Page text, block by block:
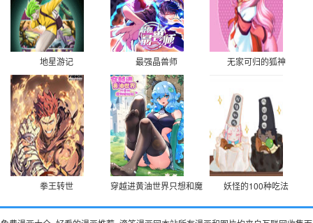
地星游记 最强晶兽师 无家可归的狐神
拳王转世 穿越进黄油世界只想和魔物娘贴贴妖怪的100种吃法